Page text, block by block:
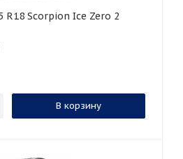
В корзину